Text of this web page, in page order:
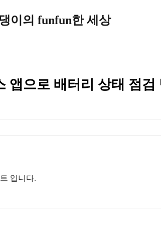
이의 funfun한 세상
앱으로 배터리 상태 점검
입니다.